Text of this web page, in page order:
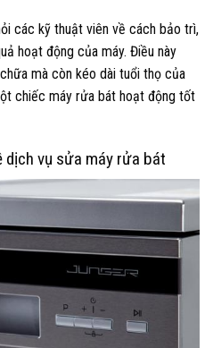
các kỹ thuật viên về cách bảo trì,
hoạt động của máy. Điều này
mà còn kéo dài tuổi thọ của
chiếc máy rửa bát hoạt động tốt
dịch vụ sửa máy rửa bát